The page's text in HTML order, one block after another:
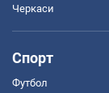
Черкаси
Спорт
Футбол